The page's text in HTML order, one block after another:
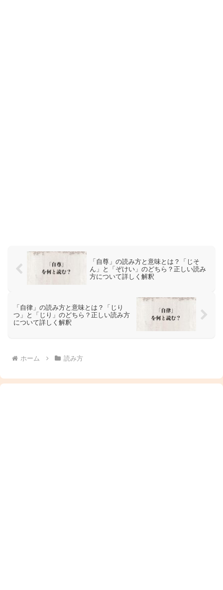
「自尊」の読み方と意味とは？「じそ
ん」と「ぞけい」のどちら？正しい読み
方について詳しく解釈
「自律」の読み方と意味とは？「じり
つ」と「じり」のどちら？正しい読み方
について詳しく解釈
ホーム 読み方